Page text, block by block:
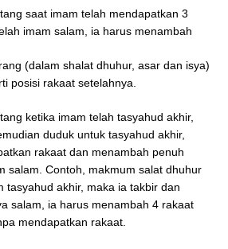
saat imam telah mendapatkan 3
imam salam, ia harus menambah
(dalam shalat dhuhur, asar dan isya)
posisi rakaat setelahnya.
ketika imam telah tasyahud akhir,
duduk untuk tasyahud akhir,
rakaat dan menambah penuh
salam. Contoh, makmum salat dhuhur
tasyahud akhir, maka ia takbir dan
salam, ia harus menambah 4 rakaat
mendapatkan rakaat.